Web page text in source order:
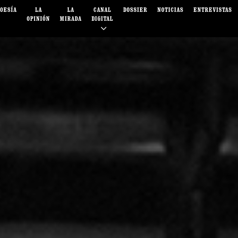
LA
OPINIÓN
LA
MIRADA
CANAL
DIGITAL
DOSSIER NOTICIAS ENTREVISTAS